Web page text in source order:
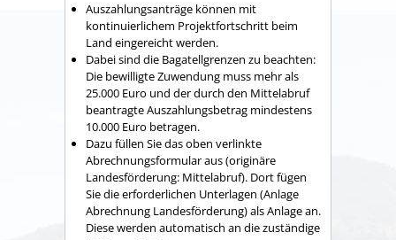
Auszahlungsanträge können mit
kontinuierlichem Projektfortschritt beim
Land eingereicht werden.
Dabei sind die Bagatellgrenzen zu beachten:
Die bewilligte Zuwendung muss mehr als
25.000 Euro und der durch den Mittelabruf
beantragte Auszahlungsbetrag mindestens
10.000 Euro betragen.
Dazu füllen Sie das oben verlinkte
Abrechnungsformular aus (originäre
Landesförderung: Mittelabruf). Dort fügen
Sie die erforderlichen Unterlagen (Anlage
Abrechnung Landesförderung) als Anlage an.
Diese werden automatisch an die zuständige